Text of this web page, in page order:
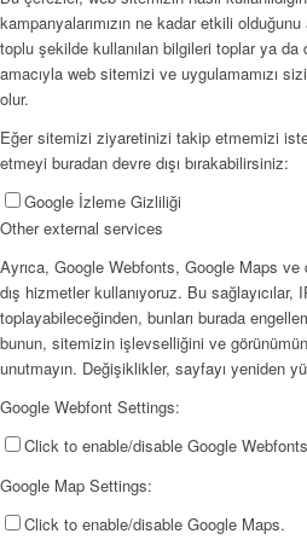
kampanyalarımızın ne kadar etkili
toplu şekilde kullanılan bilgileri toplar ya
amacıyla web sitemizi ve uygulamamızı
olur.
Eğer sitemizi ziyaretinizi takip etmemizi
etmeyi buradan devre dışı bırakabilirsiniz:
Google İzleme Gizliliği
Other external services
Ayrıca, Google Webfonts, Google Maps ve
dış hizmetler kullanıyoruz. Bu
toplayabileceğinden, bunları burada
bunun, sitemizin işlevselliğini ve
unutmayın. Değişiklikler, sayfayı yeniden
Google Webfont Settings:
Click to enable/disable Google
Google Map Settings:
Click to enable/disable Google Maps.